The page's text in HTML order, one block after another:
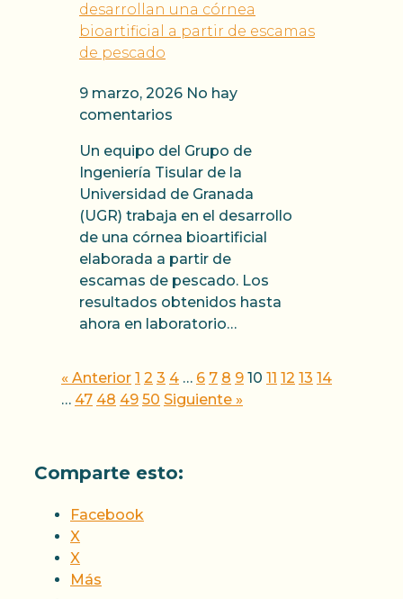
desarrollan una córnea
bioartificial a partir de escamas
de pescado
9 marzo, 2026 No hay
comentarios
Un equipo del Grupo de
Ingeniería Tisular de la
Universidad de Granada
(UGR) trabaja en el desarrollo
de una córnea bioartificial
elaborada a partir de
escamas de pescado. Los
resultados obtenidos hasta
ahora en laboratorio…
« Anterior 1 2 3 4 … 6 7 8 9 10 11 12 13 14
… 47 48 49 50 Siguiente »
Comparte esto:
Facebook
X
X
Más